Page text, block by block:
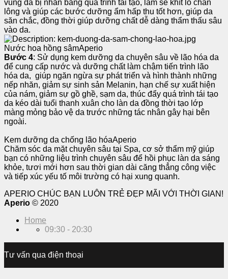
vùng da bị nhăn bằng quá trình tái tạo, làm se khít lỗ chân
lông và giúp các bước dưỡng ẩm hấp thu tốt hơn, giúp da
săn chắc, đồng thời giúp dưỡng chất dễ dàng thẩm thấu sâu
vào da.
Nước hoa hồng sâmAperio
Bước 4: Sử dụng kem dưỡng da chuyên sâu về lão hóa da
để cung cấp nước và dưỡng chất làm chậm tiến trình lão
hóa da, giúp ngăn ngừa sự phát triển và hình thành những
nếp nhăn, giảm sự sinh sản Melanin, hạn chế sự xuất hiện
của nám, giảm sự gồ ghề, sạm da, thúc đẩy quá trình tái tạo
da kéo dài tuổi thanh xuân cho làn da đồng thời tạo lớp
màng mỏng bảo vệ da trước những tác nhân gây hại bên
ngoài.
Kem dưỡng da chống lão hóaAperio
Chăm sóc da mặt chuyên sâu tại Spa, cơ sở thẩm mỹ giúp
bạn có những liệu trình chuyên sâu để hồi phục làn da sáng
khỏe, tươi mới hơn sau thời gian dài căng thẳng công việc
và tiếp xúc yếu tố môi trường có hại xung quanh.
APERIO CHÚC BẠN LUÔN TRẺ ĐẸP MÃI VỚI THỜI GIAN!
Aperio © 2020
Home
09:30 - 20:30
Tư vấn qua điện thoại